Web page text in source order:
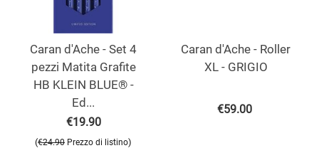
Caran d'Ache - Set 4
pezzi Matita Grafite
HB KLEIN BLUE® -
Ed...
€19.90
(€24.90 Prezzo di listino)
Caran d'Ache - Roller
XL - GRIGIO
€59.00